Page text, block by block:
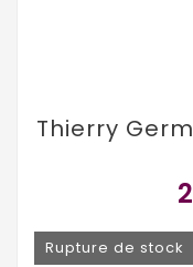
Thierry
Rupture de stock